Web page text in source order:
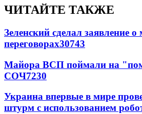
ЧИТАЙТЕ ТАКЖЕ
Зеленский сделал заявление
переговорах30743
Майора ВСП поймали на
СОЧ7230
Украина впервые в мире
штурм с использованием